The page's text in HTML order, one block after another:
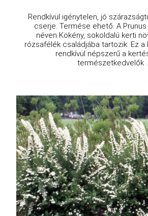
Rendkívül igénytelen, jó
cserje. Termése ehető. A
néven Kökény, sokoldalú kerti
rózsafélék családjába tartozik. Ez a
rendkívül népszerű a
természetkedvelők